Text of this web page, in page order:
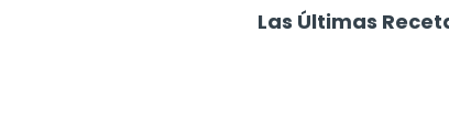
Las Últimas